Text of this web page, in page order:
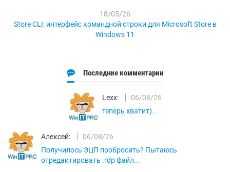
18/05/26
Store CLI: интерфейс командной строки для Microsoft Store в
Windows 11
Последние комментарии
Lexx:
06/08/26
теперь хватит)...
Алексей:
06/08/26
Получилось ЭЦП пробросить? Пытаюсь
отредактировать .rdp файл...